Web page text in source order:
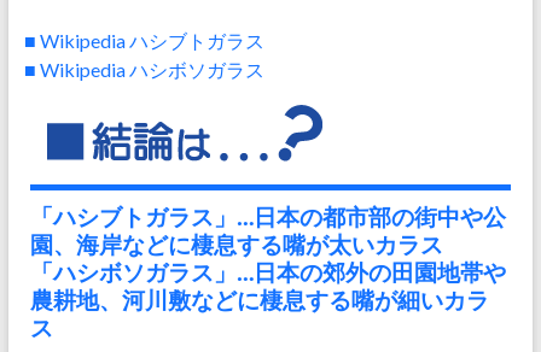
■ Wikipedia ハシブトガラス
■ Wikipedia ハシボソガラス
「ハシブトガラス」…日本の都市部の街中や公
園、海岸などに棲息する嘴が太いカラス
「ハシボソガラス」…日本の郊外の田園地帯や
農耕地、河川敷などに棲息する嘴が細いカラ
ス